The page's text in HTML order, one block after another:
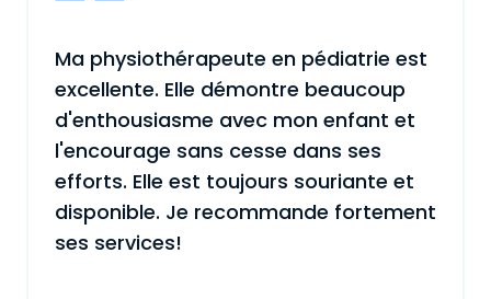
Ma physiothérapeute en pédiatrie est
excellente. Elle démontre beaucoup
d'enthousiasme avec mon enfant et
l'encourage sans cesse dans ses
efforts. Elle est toujours souriante et
disponible. Je recommande fortement
ses services!